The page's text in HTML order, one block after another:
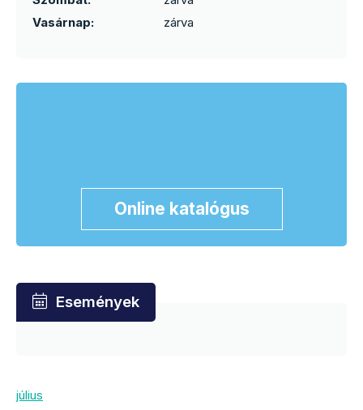
Vasárnap:
zárva
Online katalógus
Események
július